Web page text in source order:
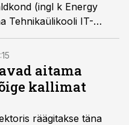
(ingl k Energy
Tehnikaülikooli IT-
Belikovi ja Eduard
majanduse uuele ja
aitama
kallimat
räägitakse täna